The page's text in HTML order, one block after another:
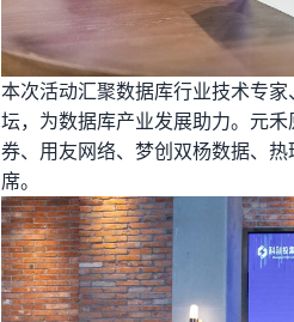
本次活动汇聚数据库行业技术专
坛，为数据库产业发展助力。元
券、用友网络、梦创双杨数据、
席。